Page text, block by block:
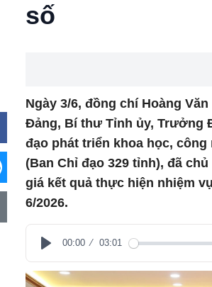
số
Ngày 3/6, đồng chí Hoàng
Đảng, Bí thư Tỉnh ủy, Trưởng
đạo phát triển khoa học,
(Ban Chỉ đạo 329 tỉnh), đã
giá kết quả thực hiện nhiệm
6/2026.
Play
00:00 03:01